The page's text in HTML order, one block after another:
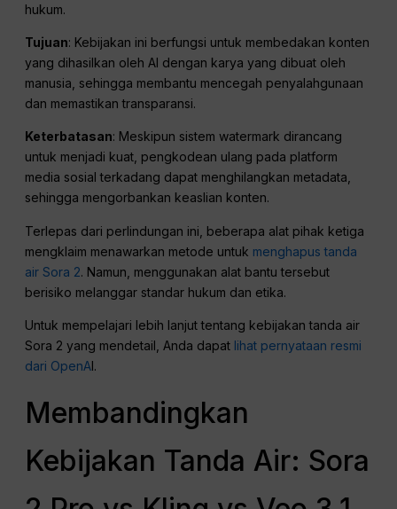
hukum.
Tujuan: Kebijakan ini berfungsi untuk membedakan konten
yang dihasilkan oleh AI dengan karya yang dibuat oleh
manusia, sehingga membantu mencegah penyalahgunaan
dan memastikan transparansi.
Keterbatasan: Meskipun sistem watermark dirancang
untuk menjadi kuat, pengkodean ulang pada platform
media sosial terkadang dapat menghilangkan metadata,
sehingga mengorbankan keaslian konten.
Terlepas dari perlindungan ini, beberapa alat pihak ketiga
mengklaim menawarkan metode untuk menghapus tanda
air Sora 2. Namun, menggunakan alat bantu tersebut
berisiko melanggar standar hukum dan etika.
Untuk mempelajari lebih lanjut tentang kebijakan tanda air
Sora 2 yang mendetail, Anda dapat lihat pernyataan resmi
dari OpenAI.
Membandingkan
Kebijakan Tanda Air: Sora